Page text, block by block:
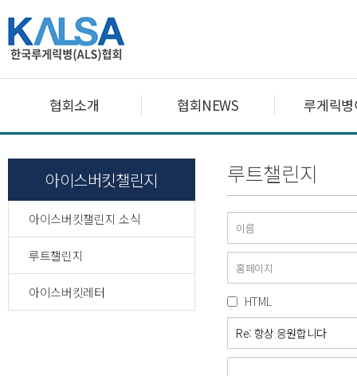
협회소개 협회NEWS 루게릭
아이스버킷챌린지
아이스버킷챌린지 소식
루트챌린지
아이스버킷레터
루트챌린지
HTML